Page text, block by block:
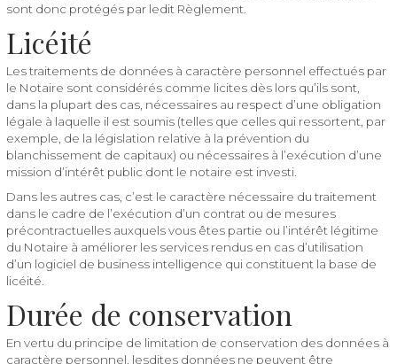
sont donc protégés par ledit Règlement.
Licéité
Les traitements de données à caractère personnel effectués par
le Notaire sont considérés comme licites dès lors qu’ils sont,
dans la plupart des cas, nécessaires au respect d’une obligation
légale à laquelle il est soumis (telles que celles qui ressortent, par
exemple, de la législation relative à la prévention du
blanchissement de capitaux) ou nécessaires à l’exécution d’une
mission d’intérêt public dont le notaire est investi.
Dans les autres cas, c’est le caractère nécessaire du traitement
dans le cadre de l’exécution d’un contrat ou de mesures
précontractuelles auxquels vous êtes partie ou l’intérêt légitime
du Notaire à améliorer les services rendus en cas d’utilisation
d’un logiciel de business intelligence qui constituent la base de
licéité.
Durée de conservation
En vertu du principe de limitation de conservation des données à
caractère personnel, lesdites données ne peuvent être